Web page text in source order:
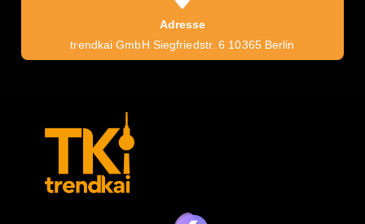
Adresse
trendkai GmbH Siegfriedstr. 6 10365 Berlin